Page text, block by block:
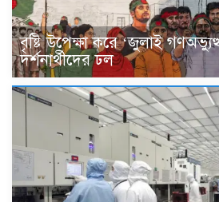
বৃষ্টি উপেক্ষা করে ‘জুলাই
দর্শনার্থীদের ঢল